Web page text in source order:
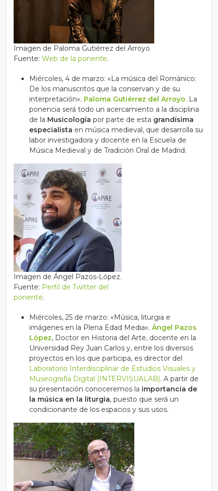
Imagen de Paloma Gutiérrez del Arroyo.
Fuente: Web de la ponente.
Miércoles, 4 de marzo: «La música del Románico:
De los manuscritos que la conservan y de su
interpretación». Paloma Gutiérrez del Arroyo. La
ponencia será todo un acercamiento a la disciplina
de la Musicología por parte de esta grandísima
especialista en música medieval, que desarrolla su
labor investigadora y docente en la Escuela de
Música Medieval y de Tradición Oral de Madrid.
Imagen de Ángel Pazos-López.
Fuente: Perfil de Twitter del
ponente.
Miércoles, 25 de marzo: «Música, liturgia e
imágenes en la Plena Edad Media». Ángel Pazos
López, Doctor en Historia del Arte, docente en la
Universidad Rey Juan Carlos y, entre los diversos
proyectos en los que participa, es director del
Laboratorio Interdisciplinar de Estudios Visuales y
Museografía Digital (INTERVISUALAB). A partir de
su presentación conoceremos la importancia de
la música en la liturgia, puesto que será un
condicionante de los espacios y sus usos.